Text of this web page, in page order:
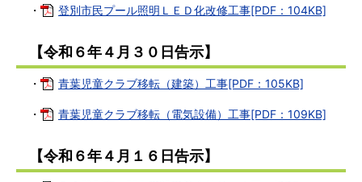
・ 登別市民プール照明ＬＥＤ化改修工事[PDF：104KB]
【令和６年４月３０日告示】
・ 青葉児童クラブ移転（建築）工事[PDF：105KB]
・ 青葉児童クラブ移転（電気設備）工事[PDF：109KB]
【令和６年４月１６日告示】